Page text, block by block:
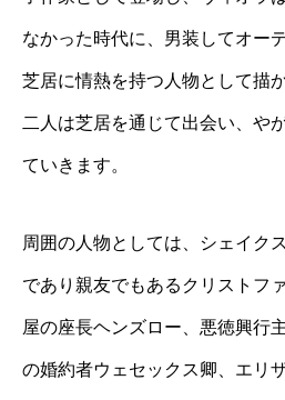
なかった時代に、男装してオー
芝居に情熱を持つ人物として描
二人は芝居を通じて出会い、や
ていきます。
周囲の人物としては、シェイク
であり親友でもあるクリストフ
屋の座長ヘンズロー、悪徳興行
の婚約者ウェセックス卿、エリ